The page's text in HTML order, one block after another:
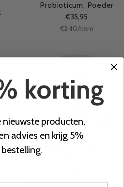
Probioticum, Poeder
€35,95
Stukprijs
€2,40/per
item
Magnesium, Capsules
korting
producten,
advies en krijg 5%